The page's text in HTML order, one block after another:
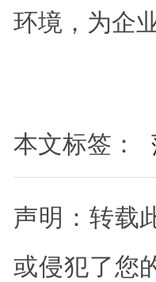
环境，为企
本文标签：
声明：转载
或侵犯了您